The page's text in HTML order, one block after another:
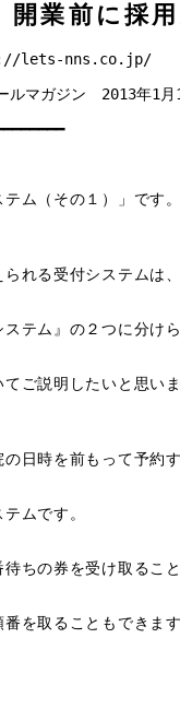
開業前に採
lets-nns.co.jp/
ルマガジン　2013年1
ム（その１）」です。
れる受付システムは、
テム』の２つに分けら
ご説明したいと思いま
日時を前もって予約
ムです。
ちの券を受け取るこ
を取ることもできます